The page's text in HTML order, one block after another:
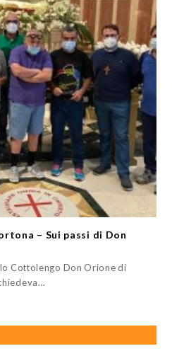
– Sui passi di Don
Cottolengo Don Orione di